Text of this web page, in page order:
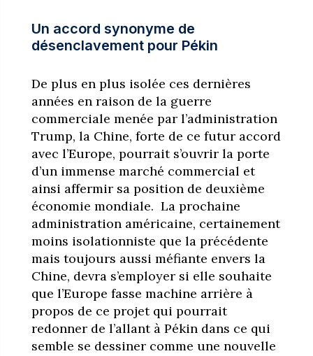
Un accord synonyme de
désenclavement pour Pékin
De plus en plus isolée ces dernières
années en raison de la guerre
commerciale menée par l’administration
Trump, la Chine, forte de ce futur accord
avec l’Europe, pourrait s’ouvrir la porte
d’un immense marché commercial et
ainsi affermir sa position de deuxième
économie mondiale. La prochaine
administration américaine, certainement
moins isolationniste que la précédente
mais toujours aussi méfiante envers la
Chine, devra s’employer si elle souhaite
que l’Europe fasse machine arrière à
propos de ce projet qui pourrait
redonner de l’allant à Pékin dans ce qui
semble se dessiner comme une nouvelle